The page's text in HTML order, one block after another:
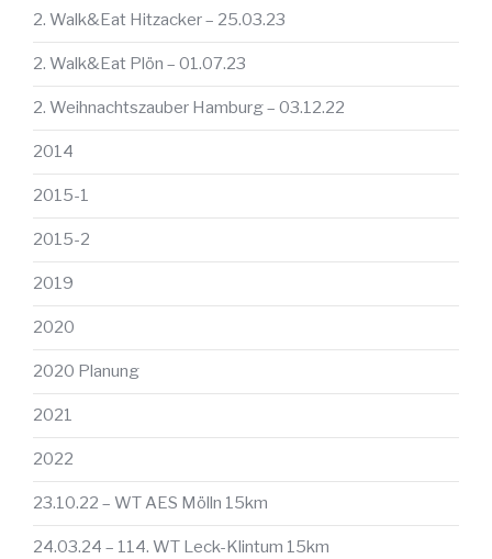
2. Walk&Eat Hitzacker – 25.03.23
2. Walk&Eat Plön – 01.07.23
2. Weihnachtszauber Hamburg – 03.12.22
2014
2015-1
2015-2
2019
2020
2020 Planung
2021
2022
23.10.22 – WT AES Mölln 15km
24.03.24 – 114. WT Leck-Klintum 15km